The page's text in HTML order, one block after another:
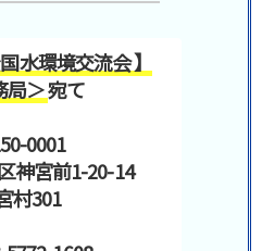
水環境交流会 】
局＞宛て
0001
神宮前1-20-14
村301